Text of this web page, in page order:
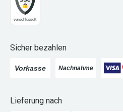
Sicher bezahlen
Lieferung nach